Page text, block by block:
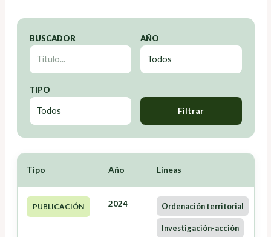
BUSCADOR AÑO
TIPO
Filtrar
Tipo Año Líneas
PUBLICACIÓN 2024 Ordenación territorial
Investigación-acción